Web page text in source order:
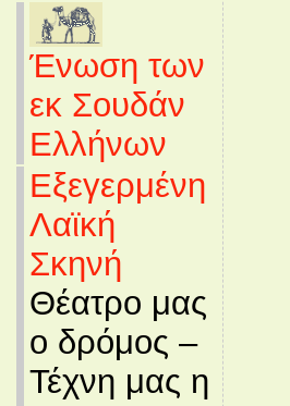
Ένωση των
εκ Σουδάν
Ελλήνων
Εξεγερμένη
Λαϊκή
Σκηνή
Θέατρο μας
ο δρόμος –
Τέχνη μας η